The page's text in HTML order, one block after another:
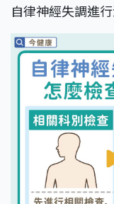
自律神經失調進行